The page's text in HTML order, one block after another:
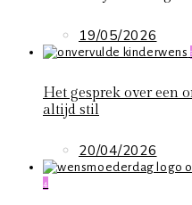
19/05/2026
3
Het gesprek over een
altijd stil
20/04/2026
4